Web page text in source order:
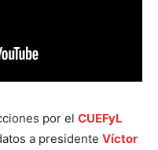
por el CUEFyL
a presidente Víctor